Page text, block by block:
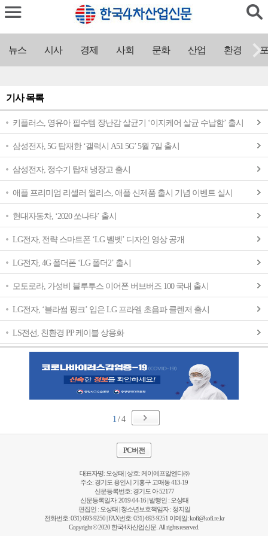
뉴스 시사 경제 사회 문화 산업 환경
기사 목록
키플러스, 영유아 필수템 장난감 살균기 ‘이지케어 살균 수납함’ 출시
삼성전자, 5G 탑재한 ‘갤럭시 A51 5G’ 5월 7일 출시
삼성전자, 정수기 탑재 냉장고 출시
애플 프리미엄 리셀러 윌리스, 애플 신제품 출시 기념 이벤트 실시
현대자동차, ‘2020 쏘나타’ 출시
LG전자, 전략 스마트폰 ‘LG 벨벳’ 디자인 영상 공개
LG전자, 4G 폴더폰 ‘LG 폴더2’ 출시
모토로라, 가성비 블루투스 이어폰 버브버즈 100 국내 출시
LG전자, ‘블라썸 핑크’ 입은 LG 프라엘 초음파 클렌저 출시
LS전선, 친환경 PP 케이블 상용화
1/ 4
PC버전
대표자명: 오상태 | 상호: 케이에프알엔디㈜
주소: 경기도 용인시 기흥구 고매동 413-19
신문등록번호: 경기도 아 52177
신문등록일자: 2019-04-16 | 발행인 : 오상태
편집인 : 오상태 | 청소년보호책임자 : 정지일
전화번호: 031) 693-9250 | FAX번호: 031) 693-9251 이메일:kofi@kofi.re.kr
Copyright © 2020 한국4차산업신문. All rights reserved.